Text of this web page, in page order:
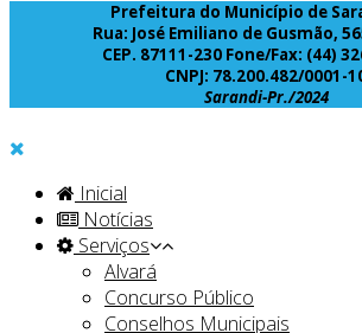
Prefeitura do Município de
Rua: José Emiliano de Gusmão,
CEP. 87111-230 Fone/Fax: (44)
CNPJ: 78.200.482/0001-
Sarandi-Pr./2024
Inicial
Notícias
Serviços
Alvará
Concurso Público
Conselhos Municipais